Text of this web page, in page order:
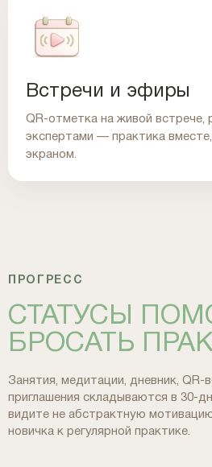
Встречи и эфиры
QR-отметка на живой встрече,
экспертами — практика
экраном.
ПРОГРЕСС
СТАТУСЫ
БРОСАТЬ
Занятия, медитации, дневник, QR-
приглашения складываются в 30-
видите не абстрактную
новичка к регулярной практике.